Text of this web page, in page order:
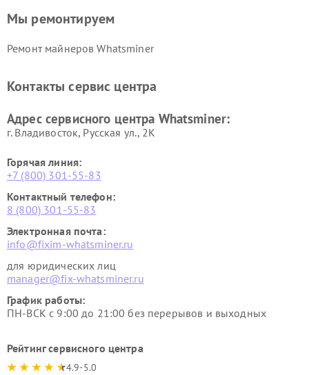
Мы ремонтируем
Ремонт майнеров Whatsminer
Контакты сервис центра
Адрес сервисного центра Whatsminer:
г. Владивосток, Русская ул., 2К
Горячая линия:
+7 (800) 301-55-83
Контактный телефон:
8 (800) 301-55-83
Электронная почта:
info@fixim-whatsminer.ru
для юридических лиц
manager@fix-whatsminer.ru
График работы:
ПН-ВСК с 9:00 до 21:00 без перерывов и выходных
Рейтинг сервисного центра
4.9-5.0